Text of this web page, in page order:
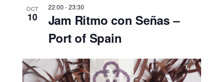
OCT
10
22:00 -23:30
Jam Ritmo con Señas –
Port of Spain